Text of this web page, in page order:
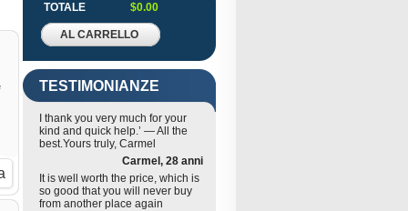
TOTALE $0.00
AL CARRELLO
TESTIMONIANZE
I thank you very much for your
kind and quick help.’ — All the
best.Yours truly, Carmel
Carmel, 28 anni
It is well worth the price, which is
so good that you will never buy
from another place again